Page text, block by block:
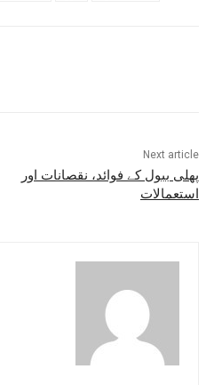
Next article
پھلی ببول کے فوائد، نقصانات اور
استعمالات